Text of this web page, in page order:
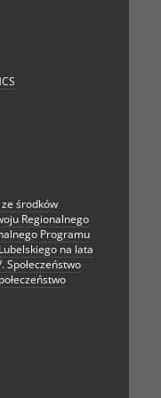
środków
Regionalnego
Programu
na lata
Społeczeństwo